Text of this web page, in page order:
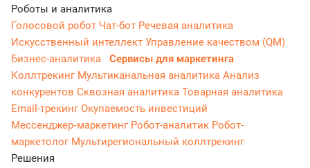
Роботы и аналитика
Голосовой робот Чат-бот Речевая аналитика
Искусственный интеллект Управление качеством (QM)
Бизнес-аналитика
Сервисы для маркетинга
Коллтрекинг Мультиканальная аналитика Анализ
конкурентов Сквозная аналитика Товарная аналитика
Email-трекингОкупаемость инвестиций
Мессенджер‑маркетинг Робот-аналитик Робот-
маркетолог Мультирегиональный коллтрекинг
Решения